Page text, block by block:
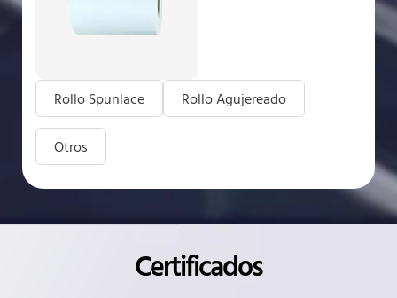
Rollo Spunlace Rollo Agujereado
Otros
Certificados